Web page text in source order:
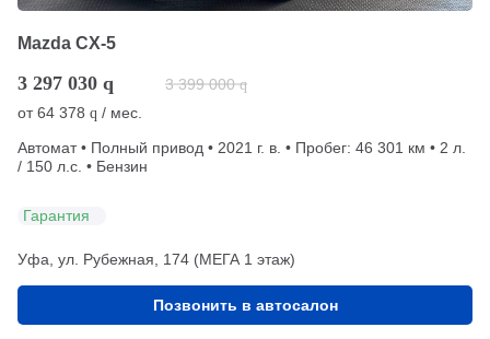
Mazda CX-5
3 297 030 q 3 399 000 q
от64 378 q / мес.
Автомат • Полный привод • 2021 г. в. • Пробег: 46 301 км • 2 л.
/ 150 л.с. • Бензин
Гарантия
Уфа, ул. Рубежная, 174 (МЕГА 1 этаж)
Позвонить в автосалон